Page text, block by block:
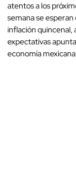
atentos a los
semana se
inflación quincenal,
expectativas
economía